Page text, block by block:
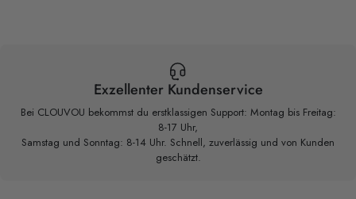
Exzellenter Kundenservice
Bei CLOUVOU bekommst du erstklassigen Support: Montag bis Freitag:
8-17 Uhr,
Samstag und Sonntag: 8-14 Uhr. Schnell, zuverlässig und von Kunden
geschätzt.